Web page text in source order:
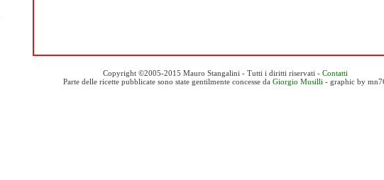
Copyright ©2005-2015 Mauro Stangalini - Tutti i diritti riservati - Contatti
Parte delle ricette pubblicate sono state gentilmente concesse da Giorgio Musilli - graphic by